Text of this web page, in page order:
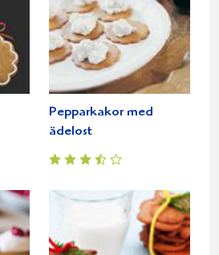
Pepparkakor med
ädelost